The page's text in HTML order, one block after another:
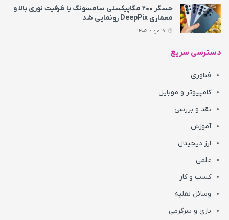
حسگر ۲۰۰ مگاپیکسلی سامسونگ با ظرفیت نوری بالا و
معماری DeepPix رونمایی شد
دسترسی سریع
فناوری
کامپیوتر و موبایل
نقد و بررسی
آموزش
ارز دیجیتال
علمی
کسب و کار
وسائل نقلیه
بازی و سرگرمی